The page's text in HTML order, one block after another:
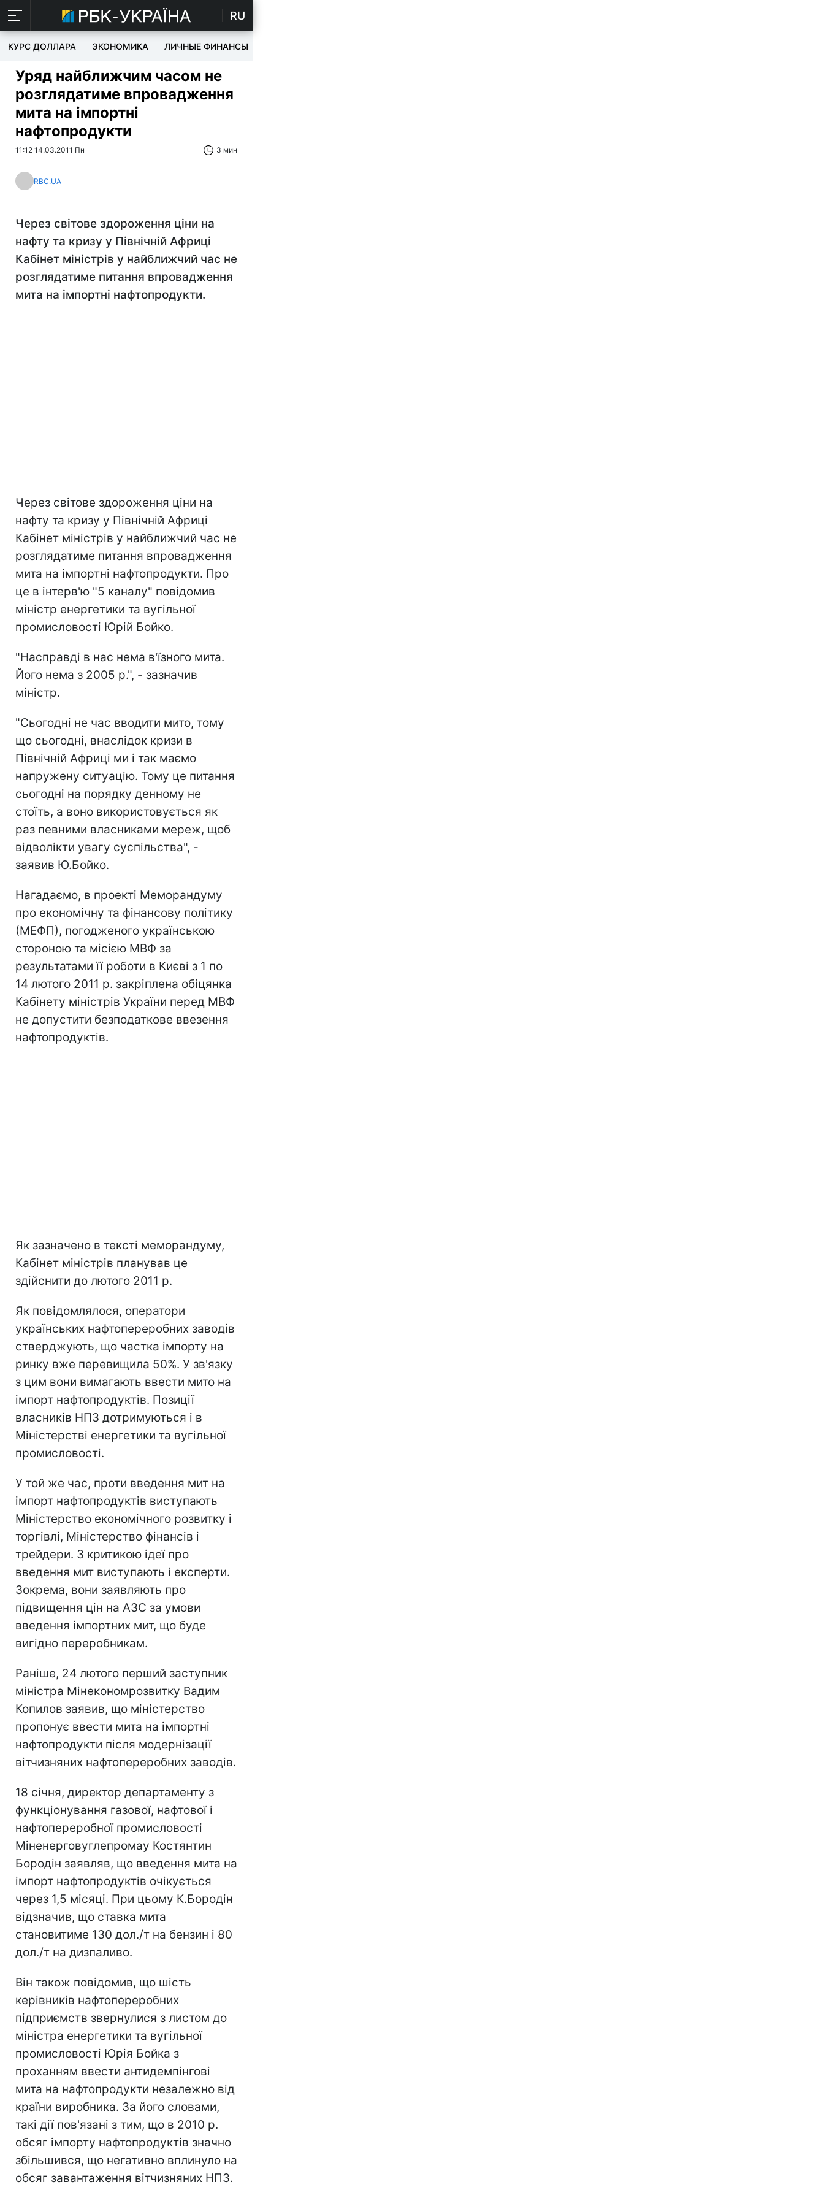
RU
КУРС ДОЛЛАРА ЭКОНОМИКА ЛИЧНЫЕ ФИНАНСЫ
Уряд найближчим часом не
розглядатиме впровадження
мита на імпортні
нафтопродукти
11:12 14.03.2011 Пн 3 мин
RBC.UA
Через світове здороження ціни на
нафту та кризу у Північній Африці
Кабінет міністрів у найближчий час не
розглядатиме питання впровадження
мита на імпортні нафтопродукти.
Через світове здороження ціни на
нафту та кризу у Північній Африці
Кабінет міністрів у найближчий час не
розглядатиме питання впровадження
мита на імпортні нафтопродукти. Про
це в інтерв'ю "5 каналу" повідомив
міністр енергетики та вугільної
промисловості Юрій Бойко.
"Насправді в нас нема в'їзного мита.
Його нема з 2005 р.", - зазначив
міністр.
"Сьогодні не час вводити мито, тому
що сьогодні, внаслідок кризи в
Північній Африці ми і так маємо
напружену ситуацію. Тому це питання
сьогодні на порядку денному не
стоїть, а воно використовується як
раз певними власниками мереж, щоб
відволікти увагу суспільства", -
заявив Ю.Бойко.
Нагадаємо, в проекті Меморандуму
про економічну та фінансову політику
(МЕФП), погодженого українською
стороною та місією МВФ за
результатами її роботи в Києві з 1 по
14 лютого 2011 р. закріплена обіцянка
Кабінету міністрів України перед МВФ
не допустити безподаткове ввезення
нафтопродуктів.
Як зазначено в тексті меморандуму,
Кабінет міністрів планував це
здійснити до лютого 2011 р.
Як повідомлялося, оператори
українських нафтопереробних заводів
стверджують, що частка імпорту на
ринку вже перевищила 50%. У зв'язку
з цим вони вимагають ввести мито на
імпорт нафтопродуктів. Позиції
власників НПЗ дотримуються і в
Міністерстві енергетики та вугільної
промисловості.
У той же час, проти введення мит на
імпорт нафтопродуктів виступають
Міністерство економічного розвитку і
торгівлі, Міністерство фінансів і
трейдери. З критикою ідеї про
введення мит виступають і експерти.
Зокрема, вони заявляють про
підвищення цін на АЗС за умови
введення імпортних мит, що буде
вигідно переробникам.
Раніше, 24 лютого перший заступник
міністра Мінекономрозвитку Вадим
Копилов заявив, що міністерство
пропонує ввести мита на імпортні
нафтопродукти після модернізації
вітчизняних нафтопереробних заводів.
18 січня, директор департаменту з
функціонування газової, нафтової і
нафтопереробної промисловості
Міненерговуглепромау Костянтин
Бородін заявляв, що введення мита на
імпорт нафтопродуктів очікується
через 1,5 місяці. При цьому К.Бородін
відзначив, що ставка мита
становитиме 130 дол./т на бензин і 80
дол./т на дизпаливо.
Він також повідомив, що шість
керівників нафтопереробних
підприємств звернулися з листом до
міністра енергетики та вугільної
промисловості Юрія Бойка з
проханням ввести антидемпінгові
мита на нафтопродукти незалежно від
країни виробника. За його словами,
такі дії пов'язані з тим, що в 2010 р.
обсяг імпорту нафтопродуктів значно
збільшився, що негативно вплинуло на
обсяг завантаження вітчизняних НПЗ.